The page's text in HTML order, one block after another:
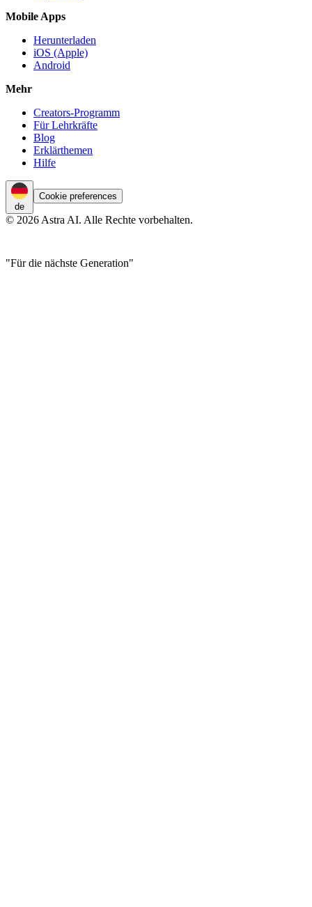
Mobile Apps
Herunterladen
iOS (Apple)
Android
Mehr
Creators-Programm
Für Lehrkräfte
Blog
Erklärthemen
Hilfe
de
Cookie preferences
© 2026 Astra AI. Alle Rechte vorbehalten.
"Für die nächste Generation"